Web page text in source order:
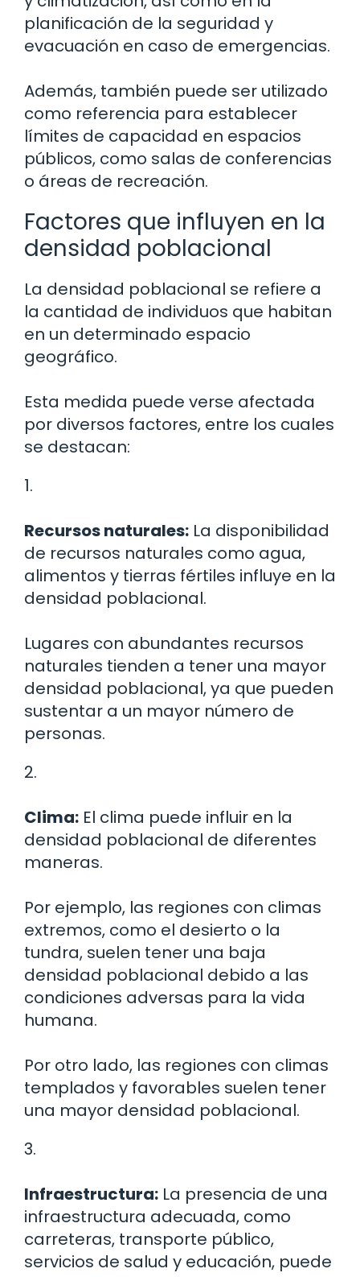
planificación de la seguridad y
evacuación en caso de emergencias.
Además, también puede ser utilizado
como referencia para establecer
límites de capacidad en espacios
públicos, como salas de conferencias
o áreas de recreación.
Factores que influyen en la
densidad poblacional
La densidad poblacional se refiere a
la cantidad de individuos que habitan
en un determinado espacio
geográfico.
Esta medida puede verse afectada
por diversos factores, entre los cuales
se destacan:
1.
Recursos naturales: La disponibilidad
de recursos naturales como agua,
alimentos y tierras fértiles influye en la
densidad poblacional.
Lugares con abundantes recursos
naturales tienden a tener una mayor
densidad poblacional, ya que pueden
sustentar a un mayor número de
personas.
2.
Clima: El clima puede influir en la
densidad poblacional de diferentes
maneras.
Por ejemplo, las regiones con climas
extremos, como el desierto o la
tundra, suelen tener una baja
densidad poblacional debido a las
condiciones adversas para la vida
humana.
Por otro lado, las regiones con climas
templados y favorables suelen tener
una mayor densidad poblacional.
3.
Infraestructura: La presencia de una
infraestructura adecuada, como
carreteras, transporte público,
servicios de salud y educación, puede